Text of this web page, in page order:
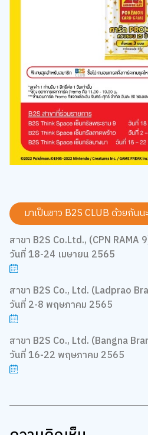
มาเป็นชาว B2S CLUB ด้วยกัน
สาขา B2S Co.Ltd., (CPN RAMA
วันที่ 18-24 เมษายน 2565
สาขา B2S Co., Ltd. (Ladprao
วันที่ 2-8 พฤษภาคม 2565
สาขา B2S Co., Ltd. (Bangna
วันที่ 16-22 พฤษภาคม 2565